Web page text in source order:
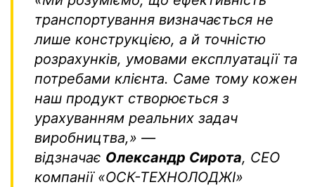
транспортування визначається не
лише конструкцією, а й точністю
розрахунків, умовами експлуатації та
потребами клієнта. Саме тому кожен
наш продукт створюється з
урахуванням реальних задач
виробництва,» —
відзначає Олександр Сирота, СЕО
компанії «ОСК-ТЕХНОЛОДЖІ»